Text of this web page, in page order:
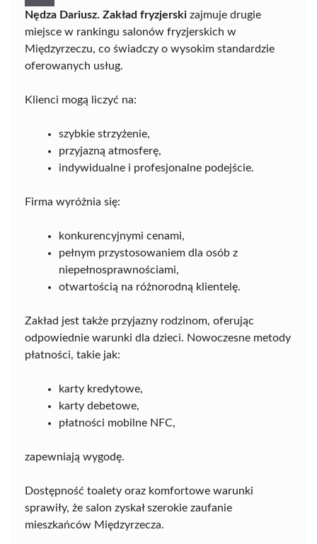
Nędza Dariusz. Zakład fryzjerski zajmuje drugie
miejsce w rankingu salonów fryzjerskich w
Międzyrzeczu, co świadczy o wysokim standardzie
oferowanych usług.
Klienci mogą liczyć na:
szybkie strzyżenie,
przyjazną atmosferę,
indywidualne i profesjonalne podejście.
Firma wyróżnia się:
konkurencyjnymi cenami,
pełnym przystosowaniem dla osób z
niepełnosprawnościami,
otwartością na różnorodną klientelę.
Zakład jest także przyjazny rodzinom, oferując
odpowiednie warunki dla dzieci. Nowoczesne metody
płatności, takie jak:
karty kredytowe,
karty debetowe,
płatności mobilne NFC,
zapewniają wygodę.
Dostępność toalety oraz komfortowe warunki
sprawiły, że salon zyskał szerokie zaufanie
mieszkańców Międzyrzecza.